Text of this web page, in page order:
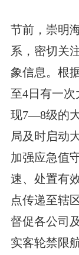
节前，崇明
系，密切关
象信息。根
至4日有一
现7—8级的
局及时启动
加强应急值
速、处置有
点传递至辖
督促各公司
实客轮禁限